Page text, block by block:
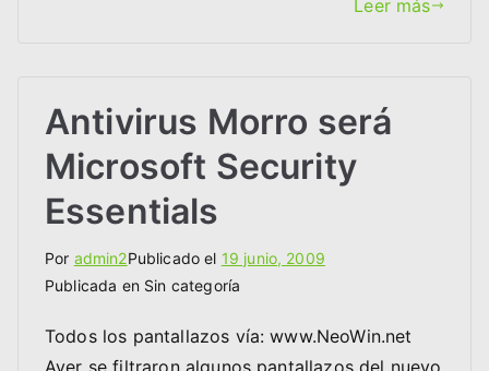
Leer más
Antivirus Morro será
Microsoft Security
Essentials
Por admin2Publicado el 19 junio, 2009
Publicada en Sin categoría
Todos los pantallazos vía: www.NeoWin.net
Ayer se filtraron algunos pantallazos del nuevo